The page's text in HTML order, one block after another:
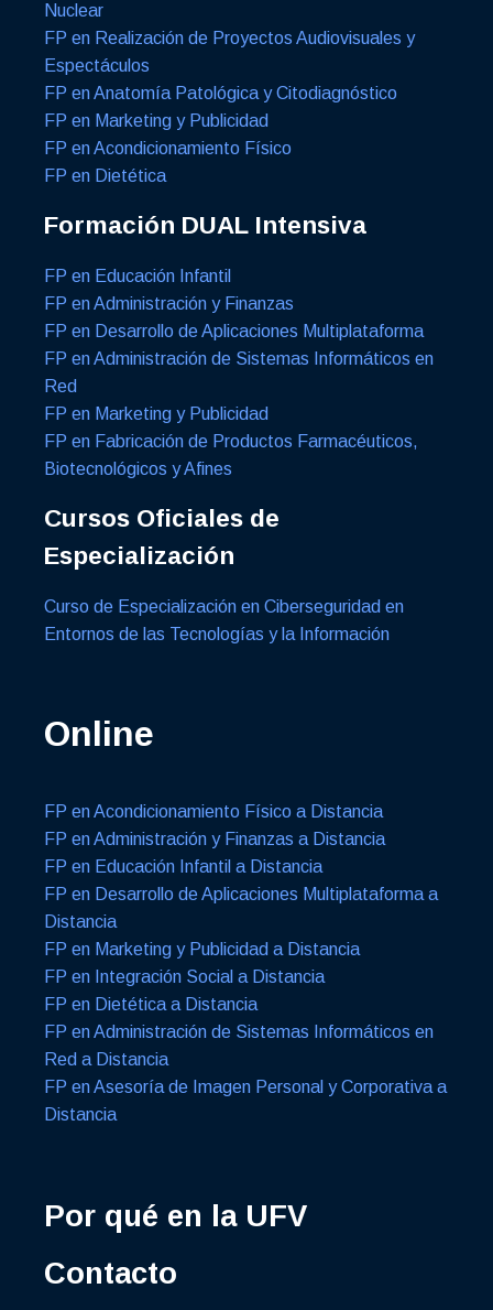
Nuclear
FP en Realización de Proyectos Audiovisuales y
Espectáculos
FP en Anatomía Patológica y Citodiagnóstico
FP en Marketing y Publicidad
FP en Acondicionamiento Físico
FP en Dietética
Formación DUAL Intensiva
FP en Educación Infantil
FP en Administración y Finanzas
FP en Desarrollo de Aplicaciones Multiplataforma
FP en Administración de Sistemas Informáticos en
Red
FP en Marketing y Publicidad
FP en Fabricación de Productos Farmacéuticos,
Biotecnológicos y Afines
Cursos Oficiales de
Especialización
Curso de Especialización en Ciberseguridad en
Entornos de las Tecnologías y la Información
Online
FP en Acondicionamiento Físico a Distancia
FP en Administración y Finanzas a Distancia
FP en Educación Infantil a Distancia
FP en Desarrollo de Aplicaciones Multiplataforma a
Distancia
FP en Marketing y Publicidad a Distancia
FP en Integración Social a Distancia
FP en Dietética a Distancia
FP en Administración de Sistemas Informáticos en
Red a Distancia
FP en Asesoría de Imagen Personal y Corporativa a
Distancia
Por qué en la UFV
Contacto